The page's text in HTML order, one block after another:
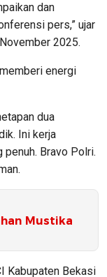
dan
pers,” ujar
2025.
energi
dua
Ini kerja
penuh. Bravo Polri.
Mustika
Kabupaten Bekasi